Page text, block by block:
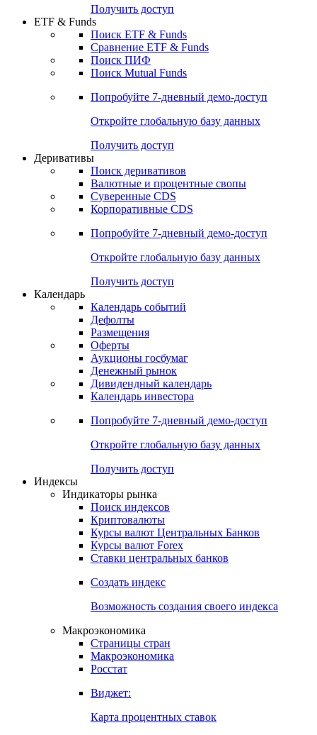
Получить доступ
ETF & Funds
Поиск ETF & Funds
Сравнение ETF & Funds
Поиск ПИФ
Поиск Mutual Funds
Попробуйте 7-дневный демо-доступ
Откройте глобальную базу данных
Получить доступ
Деривативы
Поиск деривативов
Валютные и процентные свопы
Суверенные CDS
Корпоративные CDS
Попробуйте 7-дневный демо-доступ
Откройте глобальную базу данных
Получить доступ
Календарь
Календарь событий
Дефолты
Размещения
Оферты
Аукционы госбумаг
Денежный рынок
Дивидендный календарь
Календарь инвестора
Попробуйте 7-дневный демо-доступ
Откройте глобальную базу данных
Получить доступ
Индексы
Индикаторы рынка
Поиск индексов
Криптовалюты
Курсы валют Центральных Банков
Курсы валют Forex
Ставки центральных банков
Создать индекс
Возможность создания своего индекса
Макроэкономика
Страницы стран
Макроэкономика
Росстат
Виджет:
Карта процентных ставок